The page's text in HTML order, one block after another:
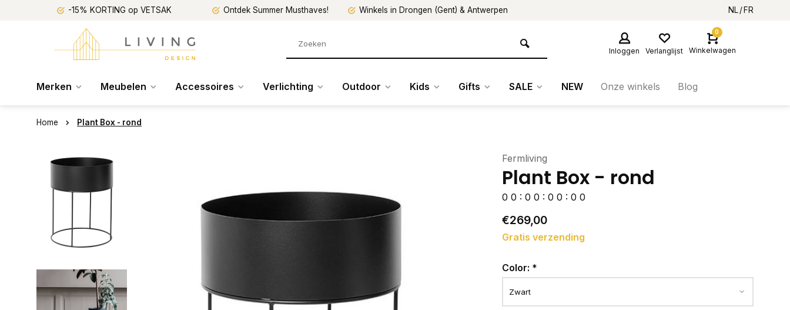
-15% KORTING op VETSAK Ontdek Summer Musthaves! Winkels in Drongen (Gent) & Antwerpen NL FR
Inloggen Verlanglijst
0
Winkelwagen
Merken Meubelen Accessoires Verlichting Outdoor Kids Gifts SALE NEW Onze winkels Blog
Home Plant Box - rond
Fermliving
Plant Box - rond
0 0 : 0 0 : 0 0 : 0 0
€269,00
Gratis verzending
Color: *